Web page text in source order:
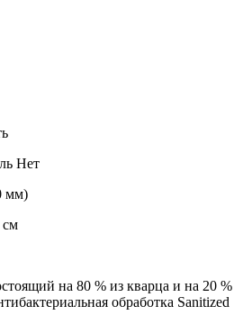
Нет
мм)
см
на 80 % из кварца и на 20 %
обработка Sanitized